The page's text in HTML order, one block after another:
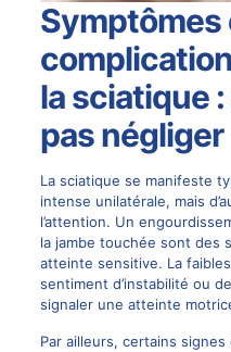
Symptômes
la sciatique
pas négliger
La sciatique se manifeste
intense unilatérale, mais
l’attention. Un
la jambe touchée sont des
atteinte sensitive. La
sentiment d’instabilité ou
signaler une atteinte
Par ailleurs, certains signes